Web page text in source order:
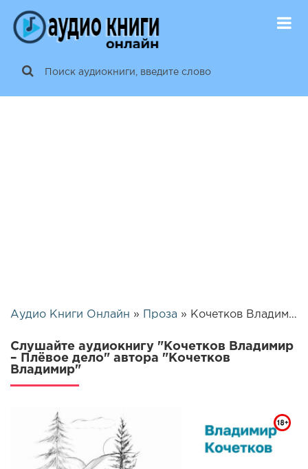
Аудио Книги Онлайн » Проза » Кочетков Владимир – Плёвое дело | 26063
Слушайте аудиокнигу "Кочетков Владимир
– Плёвое дело" автора "Кочетков
Владимир"